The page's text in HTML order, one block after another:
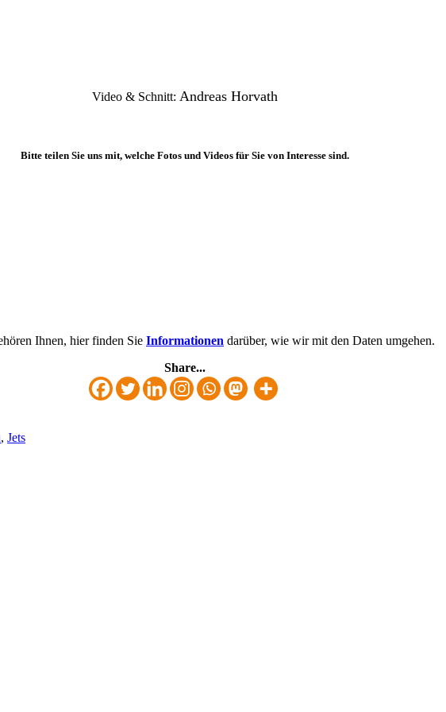
Video & Schnitt: Andreas Horvath
Bitte teilen Sie uns mit, welche Fotos und Videos für Sie von Interesse sind.
Ihnen, hier finden Sie Informationen darüber, wie wir mit den Daten umgehen.
Share...
, Jets